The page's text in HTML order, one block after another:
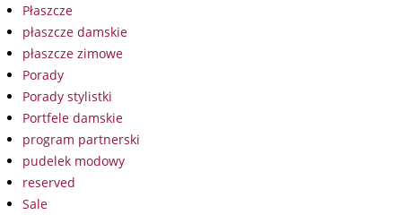
Płaszcze
płaszcze damskie
płaszcze zimowe
Porady
Porady stylistki
Portfele damskie
program partnerski
pudelek modowy
reserved
Sale